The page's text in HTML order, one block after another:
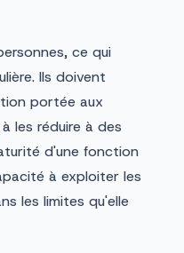
ce qui
Ils doivent
portée aux
les réduire à des
d'une fonction
à exploiter les
les limites qu'elle